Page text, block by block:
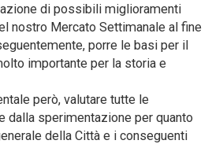
di possibili miglioramenti
nostro Mercato Settimanale al fine
porre le basi per il
importante per la storia e
però, valutare tutte le
dalla sperimentazione per quanto
della Città e i conseguenti